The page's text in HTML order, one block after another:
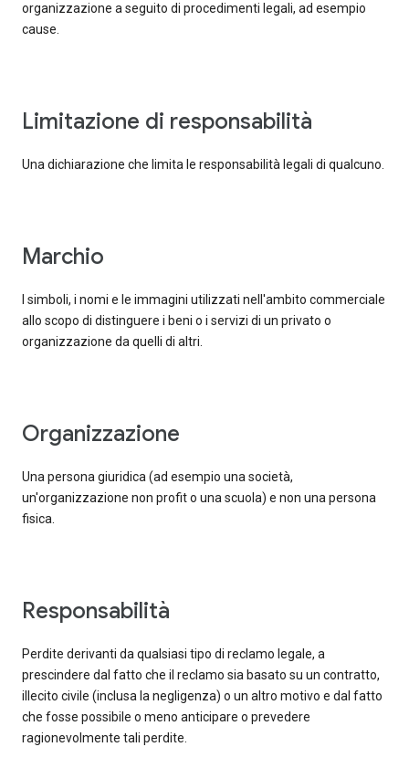
organizzazione a seguito di procedimenti legali, ad esempio
cause.
limitazione di responsabilità
Una dichiarazione che limita le responsabilità legali di qualcuno.
marchio
I simboli, i nomi e le immagini utilizzati nell'ambito commerciale
allo scopo di distinguere i beni o i servizi di un privato o
organizzazione da quelli di altri.
organizzazione
Una persona giuridica (ad esempio una società,
un'organizzazione non profit o una scuola) e non una persona
fisica.
responsabilità
Perdite derivanti da qualsiasi tipo di reclamo legale, a
prescindere dal fatto che il reclamo sia basato su un contratto,
illecito civile (inclusa la negligenza) o un altro motivo e dal fatto
che fosse possibile o meno anticipare o prevedere
ragionevolmente tali perdite.